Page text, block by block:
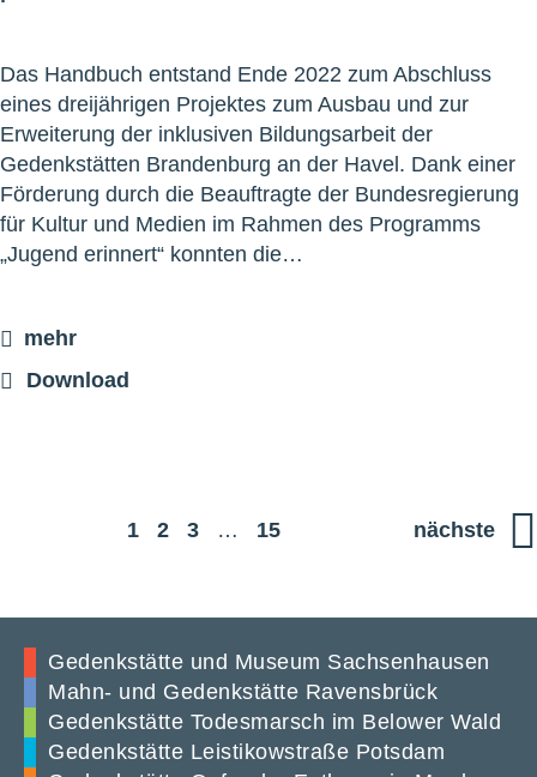
Das Handbuch entstand Ende 2022 zum Abschluss
eines dreijährigen Projektes zum Ausbau und zur
Erweiterung der inklusiven Bildungsarbeit der
Gedenkstätten Brandenburg an der Havel. Dank einer
Förderung durch die Beauftragte der Bundesregierung
für Kultur und Medien im Rahmen des Programms
„Jugend erinnert“ konnten die…
mehr
Download
1 2 3 … 15 nächste
Gedenkstätte und Museum Sachsenhausen
Mahn- und Gedenkstätte Ravensbrück
Gedenkstätte Todesmarsch im Belower Wald
Gedenkstätte Leistikowstraße Potsdam